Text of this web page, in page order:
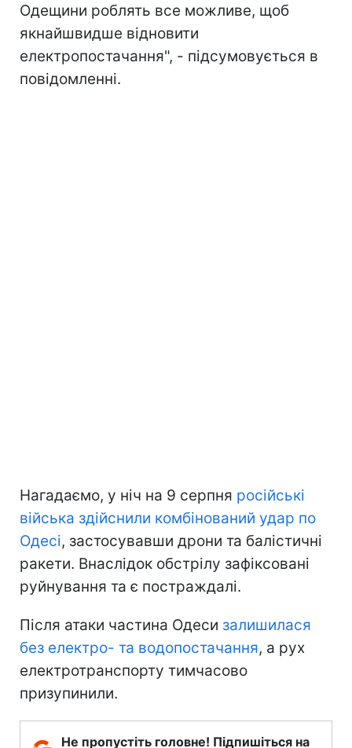
Одещини роблять все можливе, щоб
якнайшвидше відновити
електропостачання", - підсумовується в
повідомленні.
Нагадаємо, у ніч на 9 серпня російські
війська здійснили комбінований удар по
Одесі, застосувавши дрони та балістичні
ракети. Внаслідок обстрілу зафіксовані
руйнування та є постраждалі.
Після атаки частина Одеси залишилася
без електро- та водопостачання, а рух
електротранспорту тимчасово
призупинили.
Не пропустіть головне! Підпишіться на